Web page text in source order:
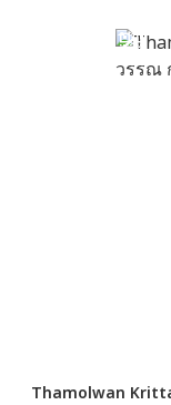
Thamolwan